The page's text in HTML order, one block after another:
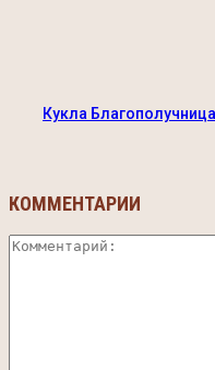
Кукла Благополучница
КОММЕНТАРИИ